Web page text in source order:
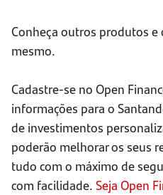
Conheça outros produtos e
mesmo.
Cadastre-se no Open
informações para o
de investimentos
poderão melhorar os seus
tudo com o máximo de
com facilidade. Seja Open